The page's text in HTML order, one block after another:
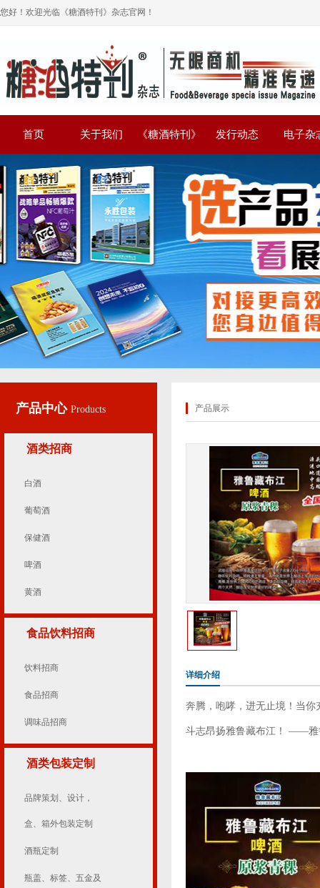
您好！欢迎光临《糖酒特刊》杂志官网！
首页 关于我们 《糖酒特刊》 发行动态 电子杂
产品中心 Products
酒类招商
白酒
葡萄酒
保健酒
啤酒
黄酒
食品饮料招商
饮料招商
食品招商
调味品招商
酒类包装定制
品牌策划、设计，
盒、箱外包装定制
酒瓶定制
瓶盖、标签、五金及
产品展示
详细介绍
奔腾，咆哮，进无止境！当
斗志昂扬雅鲁藏布江！ ——雅